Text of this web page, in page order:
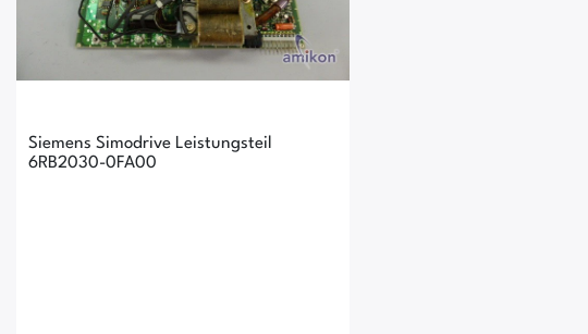
Siemens Simodrive Leistungsteil
6RB2030-0FA00